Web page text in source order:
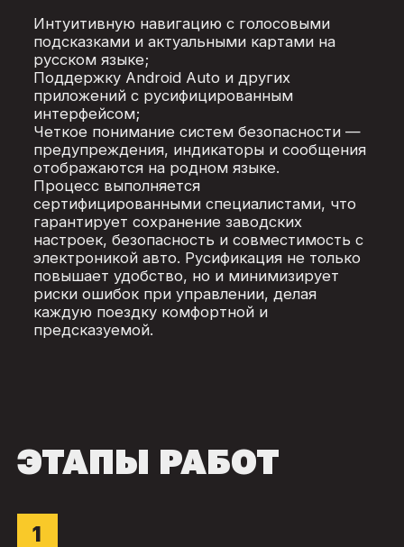
Интуитивную навигацию с голосовыми
подсказками и актуальными картами на
русском языке;
Поддержку Android Auto и других
приложений с русифицированным
интерфейсом;
Четкое понимание систем безопасности —
предупреждения, индикаторы и сообщения
отображаются на родном языке.
Процесс выполняется
сертифицированными специалистами, что
гарантирует сохранение заводских
настроек, безопасность и совместимость с
электроникой авто. Русификация не только
повышает удобство, но и минимизирует
риски ошибок при управлении, делая
каждую поездку комфортной и
предсказуемой.
ЭТАПЫ РАБОТ
1